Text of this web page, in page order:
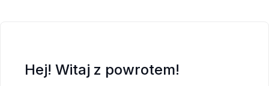
Hej! Witaj z powrotem!